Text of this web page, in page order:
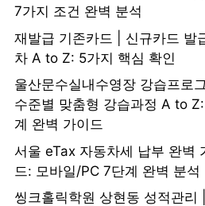
7가지 조건 완벽 분석
재발급 기존카드 | 신규카드 발
차 A to Z: 5가지 핵심 확인
울산문수실내수영장 강습프로그
수준별 맞춤형 강습과정 A to
계 완벽 가이드
서울 eTax 자동차세 납부 완벽
드: 모바일/PC 7단계 완벽 분석
씽크홀릭학원 상현동 성적관리